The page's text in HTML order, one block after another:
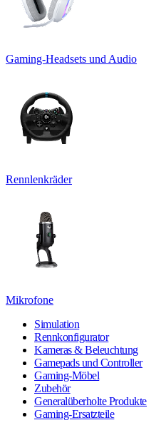
Gaming-Headsets und Audio
Rennlenkräder
Mikrofone
Simulation
Rennkonfigurator
Kameras & Beleuchtung
Gamepads und Controller
Gaming-Möbel
Zubehör
Generalüberholte Produkte
Gaming-Ersatzteile